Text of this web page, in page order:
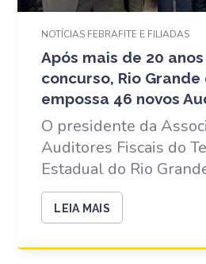
NOTÍCIAS FEBRAFITE E FILIADAS
Após mais de 20
concurso, Rio
empossa 46 novos
O presidente da
Auditores Fiscais do
Estadual do Rio
LEIA MAIS